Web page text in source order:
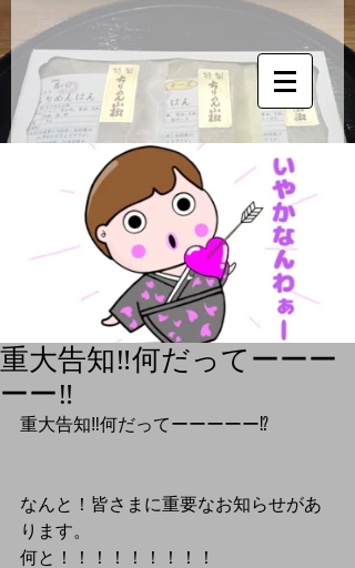
重大告知‼️何だってーーー
ーー‼️
重大告知‼️何だってーーーーー⁉️
なんと！皆さまに重要なお知らせがあ
ります。
何と！！！！！！！！！